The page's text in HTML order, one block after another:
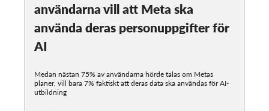
användarna vill att Meta ska
använda deras personuppgifter för
AI
Medan nästan 75% av användarna hörde talas om Metas
planer, vill bara 7% faktiskt att deras data ska användas för AI-
utbildning